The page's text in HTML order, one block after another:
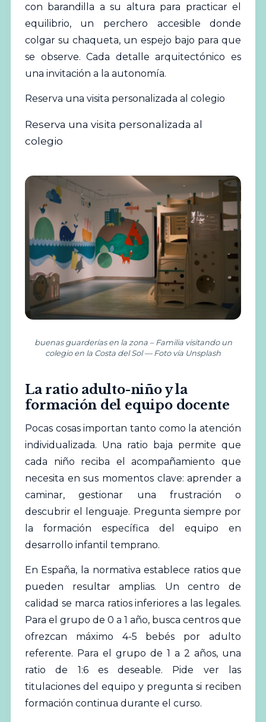
con barandilla a su altura para practicar el
equilibrio, un perchero accesible donde
colgar su chaqueta, un espejo bajo para que
se observe. Cada detalle arquitectónico es
una invitación a la autonomía.
Reserva una visita personalizada al colegio
Reserva una visita personalizada al
colegio
buenas guarderías en la zona – Familia visitando un
colegio en la Costa del Sol — Foto vía Unsplash
La ratio adulto-niño y la
formación del equipo docente
Pocas cosas importan tanto como la atención
individualizada. Una ratio baja permite que
cada niño reciba el acompañamiento que
necesita en sus momentos clave: aprender a
caminar, gestionar una frustración o
descubrir el lenguaje. Pregunta siempre por
la formación específica del equipo en
desarrollo infantil temprano.
En España, la normativa establece ratios que
pueden resultar amplias. Un centro de
calidad se marca ratios inferiores a las legales.
Para el grupo de 0 a 1 año, busca centros que
ofrezcan máximo 4-5 bebés por adulto
referente. Para el grupo de 1 a 2 años, una
ratio de 1:6 es deseable. Pide ver las
titulaciones del equipo y pregunta si reciben
formación continua durante el curso.